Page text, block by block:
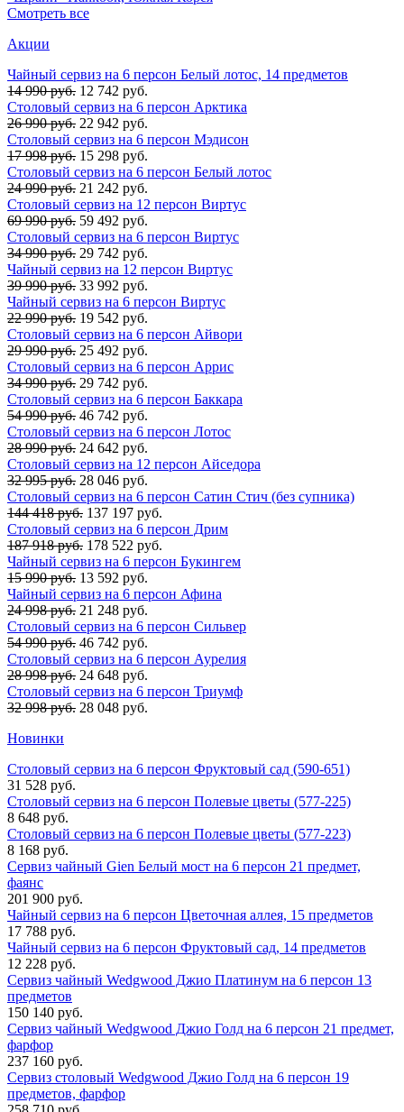
Смотреть все
Акции
Чайный сервиз на 6 персон Белый лотос, 14 предметов
14 990 руб. 12 742 руб.
Столовый сервиз на 6 персон Арктика
26 990 руб. 22 942 руб.
Столовый сервиз на 6 персон Мэдисон
17 998 руб. 15 298 руб.
Столовый сервиз на 6 персон Белый лотос
24 990 руб. 21 242 руб.
Столовый сервиз на 12 персон Виртус
69 990 руб. 59 492 руб.
Столовый сервиз на 6 персон Виртус
34 990 руб. 29 742 руб.
Чайный сервиз на 12 персон Виртус
39 990 руб. 33 992 руб.
Чайный сервиз на 6 персон Виртус
22 990 руб. 19 542 руб.
Столовый сервиз на 6 персон Айвори
29 990 руб. 25 492 руб.
Столовый сервиз на 6 персон Аррис
34 990 руб. 29 742 руб.
Столовый сервиз на 6 персон Баккара
54 990 руб. 46 742 руб.
Столовый сервиз на 6 персон Лотос
28 990 руб. 24 642 руб.
Столовый сервиз на 12 персон Айседора
32 995 руб. 28 046 руб.
Столовый сервиз на 6 персон Сатин Стич (без супника)
144 418 руб. 137 197 руб.
Столовый сервиз на 6 персон Дрим
187 918 руб. 178 522 руб.
Чайный сервиз на 6 персон Букингем
15 990 руб. 13 592 руб.
Чайный сервиз на 6 персон Афина
24 998 руб. 21 248 руб.
Столовый сервиз на 6 персон Сильвер
54 990 руб. 46 742 руб.
Столовый сервиз на 6 персон Аурелия
28 998 руб. 24 648 руб.
Столовый сервиз на 6 персон Триумф
32 998 руб. 28 048 руб.
Новинки
Столовый сервиз на 6 персон Фруктовый сад (590-651)
31 528 руб.
Столовый сервиз на 6 персон Полевые цветы (577-225)
8 648 руб.
Столовый сервиз на 6 персон Полевые цветы (577-223)
8 168 руб.
Сервиз чайный Gien Белый мост на 6 персон 21 предмет,
фаянс
201 900 руб.
Чайный сервиз на 6 персон Цветочная аллея, 15 предметов
17 788 руб.
Чайный сервиз на 6 персон Фруктовый сад, 14 предметов
12 228 руб.
Сервиз чайный Wedgwood Джио Платинум на 6 персон 13
предметов
150 140 руб.
Сервиз чайный Wedgwood Джио Голд на 6 персон 21 предмет,
фарфор
237 160 руб.
Сервиз столовый Wedgwood Джио Голд на 6 персон 19
предметов, фарфор